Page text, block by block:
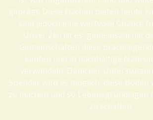
geprägt. Diese Flächen bieten heute
sind jedoch eine wertvolle Chance
Unser Ziel ist es, gemeinsam mit
Gemeinschaften diese
kaufen und in nachhaltige
verwandeln. Dank der
Spender wird es möglich, diese
zu machen und so Lebensgrundlagen
zu schaffen.